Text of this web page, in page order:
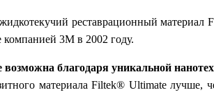
реставрационный
3M в 2002 году.
благодаря уникальной
материала Filtek® Ultimate